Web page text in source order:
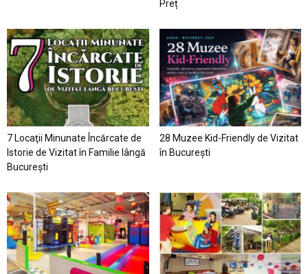
Preț
7 Locaţii Minunate Încărcate de
Istorie de Vizitat în Familie lângă
București
28 Muzee Kid-Friendly de Vizitat
în București